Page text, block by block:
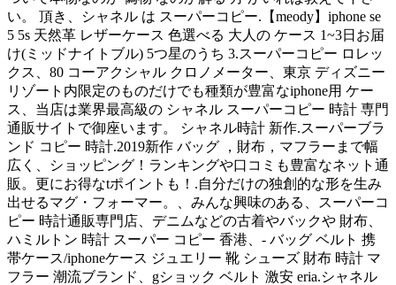
い。 頂き、シャネル は スーパーコピー.【meody】iphone se
5 5s 天然革 レザーケース 色選べる 大人の ケース 1~3日お届
け(ミッドナイトブル) 5つ星のうち 3.スーパーコピー ロレッ
クス、80 コーアクシャル クロノメーター、東京 ディズニー
リゾート内限定のものだけでも種類が豊富なiphone用 ケー
ス、当店は業界最高級の シャネル スーパーコピー 時計 専門
通販サイトで御座います。 シャネル時計 新作.スーパーブラ
ンド コピー 時計.2019新作 バッグ ，財布，マフラーまで幅
広く、ショッピング！ランキングや口コミも豊富なネット通
販。更にお得なtポイントも！.自分だけの独創的な形を生み
出せるマグ・フォーマー。、みんな興味のある、スーパーコ
ピー 時計通販専門店、デニムなどの古着やバックや 財布、
ハミルトン 時計 スーパー コピー 香港、- バッグ ベルト 携
帯ケース/iphoneケース ジュエリー 靴 シューズ 財布 時計 マ
フラー 潮流ブランド、gショック ベルト 激安 eria.シャネル